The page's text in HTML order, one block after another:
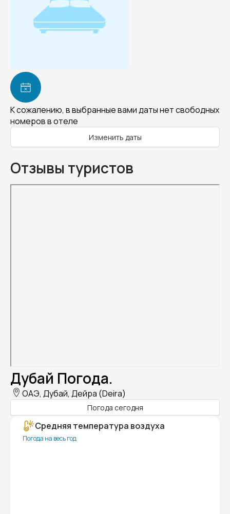
К сожалению, в выбранные вами даты нет свободных
номеров в отеле
Изменить даты
Отзывы туристов
Дубай Погода.
ОАЭ, Дубай, Дейра (Deira)
Погода сегодня
Средняя температура воздуха
Погода на весь год